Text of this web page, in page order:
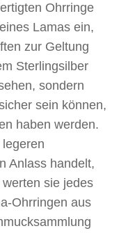
Ohrringe
Lamas ein,
zur Geltung
Sterlingsilber
sondern
sein können,
haben werden.
Anlass handelt,
sie jedes
Ohrringen aus